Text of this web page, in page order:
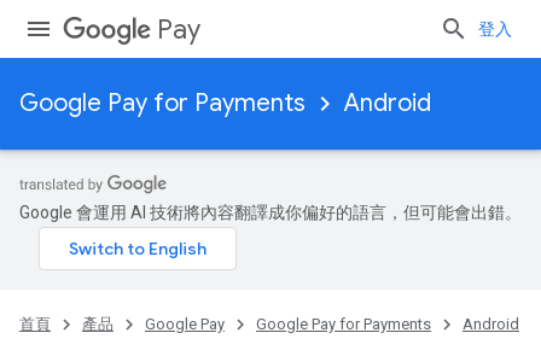
Pay 登入
Google Pay for Payments Android
Google 會運用 AI 技術將內容翻譯成你偏好的語言，但可能會出錯。
首頁 產品 Google Pay Google Pay for Payments Android